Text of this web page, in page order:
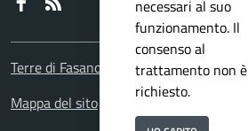
Terre di Fasano
Mappa del sito
necessari al suo
funzionamento. Il
consenso al
trattamento non è
richiesto.